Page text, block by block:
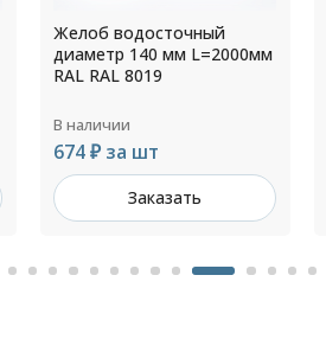
Желоб водосточный
диаметр 140 мм L=2000мм
RAL RAL 8019
В наличии
674 ₽ за шт
Заказать